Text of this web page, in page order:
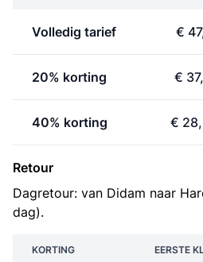
Volledig tarief €
20% korting €
40% korting €
Retour
Dagretour: van Didam naar
dag).
KORTING EERSTE